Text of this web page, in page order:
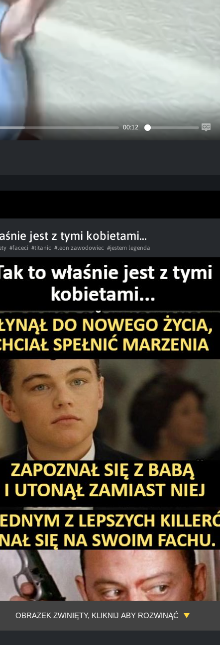
00:12
jest z tymi kobietami...
#faceci #titanic #leon zawodowiec #jestem legenda
OBRAZEK ZWINIĘTY, KLIKNIJ ABY ROZWINĄĆ